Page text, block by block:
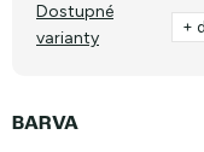
Dostupné
varianty
+